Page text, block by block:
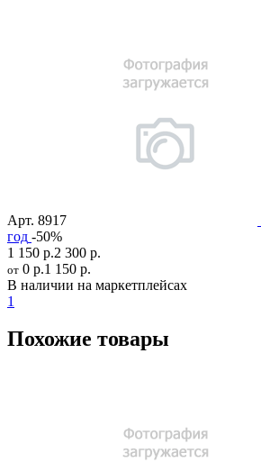
Арт. 8917
год -50%
1 150 р.2 300 р.
от 0 р.1 150 р.
В наличии на маркетплейсах
1
Похожие товары